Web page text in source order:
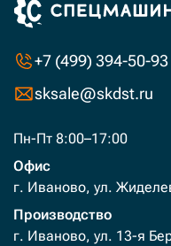
+7 (499) 394-50-93
sksale@skdst.ru
Пн-Пт 8:00–17:00
Офис
г. Иваново, ул.
Производство
г. Иваново, ул. 13-я